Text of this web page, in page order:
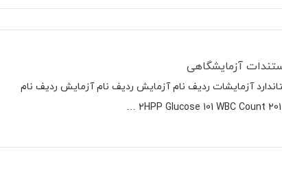
آزمایشگاهی
آزمایشات ردیف نام آزمایش ردیف نام آزمایش ردیف نام